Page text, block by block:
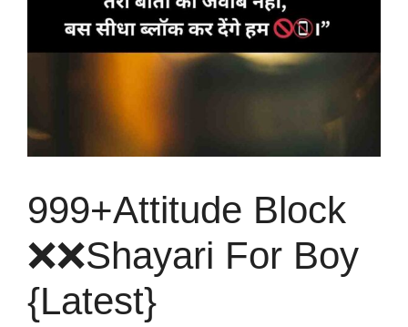
999+Attitude Block
❌❌Shayari For Boy
{Latest}